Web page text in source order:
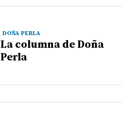
DOÑA PERLA
La columna de Doña
Perla